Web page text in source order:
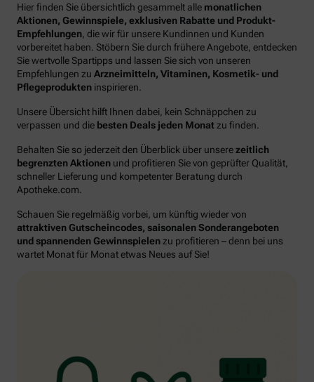
Hier finden Sie übersichtlich gesammelt alle monatlichen
Aktionen, Gewinnspiele, exklusiven Rabatte und Produkt-
Empfehlungen , die wir für unsere Kundinnen und Kunden
vorbereitet haben. Stöbern Sie durch frühere Angebote, entdecken
Sie wertvolle Spartipps und lassen Sie sich von unseren
Empfehlungen zu Arzneimitteln, Vitaminen, Kosmetik- und
Pflegeprodukten inspirieren.
Unsere Übersicht hilft Ihnen dabei, kein Schnäppchen zu
verpassen und die besten Deals jeden Monatzu finden.
Behalten Sie so jederzeit den Überblick über unserezeitlich
begrenzten Aktionen und profitieren Sie von geprüfter Qualität,
schneller Lieferung und kompetenter Beratung durch
Apotheke.com.
Schauen Sie regelmäßig vorbei, um künftig wieder von
attraktiven Gutscheincodes, saisonalen Sonderangeboten
und spannenden Gewinnspielenzu profitieren – denn bei uns
wartet Monat für Monat etwas Neues auf Sie!